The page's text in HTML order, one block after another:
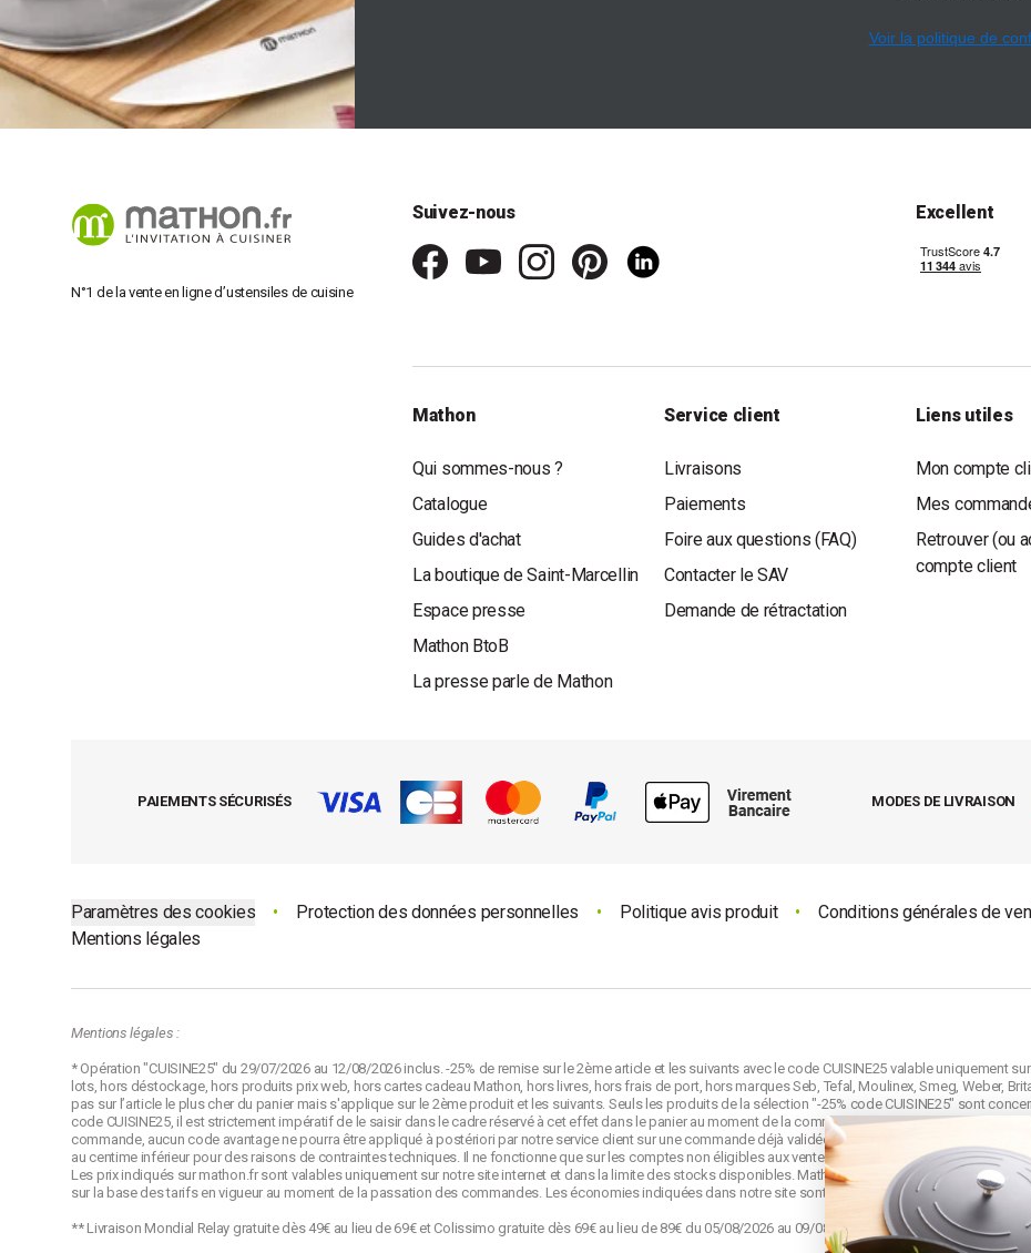
Voir la politique de
N°1 de la vente en ligne d’ustensiles de cuisine
Suivez-nous Excellent
Mathon
Qui sommes-nous ?
Catalogue
Guides d'achat
La boutique de Saint-Marcellin
Espace presse
Mathon BtoB
La presse parle de Mathon
Service client
Livraisons
Paiements
Foire aux questions (FAQ)
Contacter le SAV
Demande de rétractation
Liens utiles
Mon compte
Mes
Retrouver (ou
compte client
PAIEMENTS SÉCURISÉS MODES DE LIVRAISON
Paramètres des cookies • Protection des données personnelles • Politique avis produit • Conditions générales de
Mentions légales
Mentions légales :
* Opération "CUISINE25" du 29/07/2026 au 12/08/2026 inclus. -25% de remise sur le 2ème article et les suivants avec le code CUISINE25 valable uniquement sur
lots, hors déstockage, hors produits prix web, hors cartes cadeau Mathon, hors livres, hors frais de port, hors marques Seb, Tefal, Moulinex, Smeg, Weber,
pas sur l’article le plus cher du panier mais s'applique sur le 2ème produit et les suivants. Seuls les produits de la sélection "-25% code CUISINE25" sont
code CUISINE25, il est strictement impératif de le saisir dans le cadre réservé à cet effet dans le panier au moment de la commande et avant la validation de
commande, aucun code avantage ne pourra être appliqué à postériori par notre service client sur une commande déjà validée. Le code CUISINE25 est non
au centime inférieur pour des raisons de contraintes techniques. Il ne fonctionne que sur les comptes non éligibles aux ventes privées mathon.fr.
Les prix indiqués sur mathon.fr sont valables uniquement sur notre site internet et dans la limite des stocks disponibles. Mathon se réserve le droit de
sur la base des tarifs en vigueur au moment de la passation des commandes. Les économies indiquées dans notre site sont calculées d'après le
prix de
** Livraison Mondial Relay gratuite dès 49€ au lieu de 69€ et Colissimo gratuite dès 69€ au lieu de 89€ du 05/08/2026 au 09/08/2026 23h59. Offre appliquée